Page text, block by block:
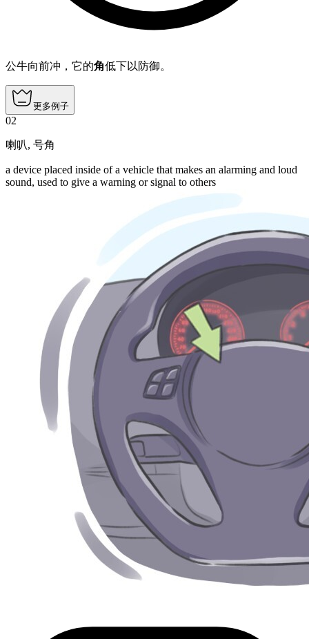
公牛向前冲，它的角低下以防御。
更多例子
02
喇叭, 号角
a device placed inside of a vehicle that makes an alarming and loud
sound, used to give a warning or signal to others